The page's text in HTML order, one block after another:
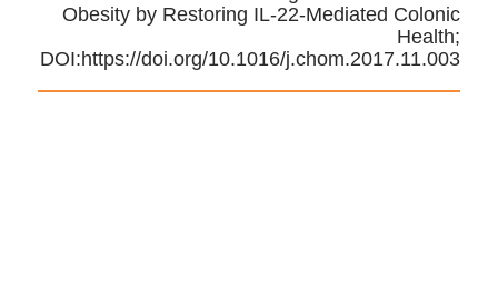
Obesity by Restoring IL-22-Mediated Colonic
Health;
DOI:https://doi.org/10.1016/j.chom.2017.11.003